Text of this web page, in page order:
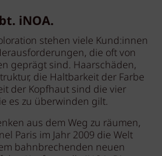
iNOA.
stehen viele Kund:innen
die oft von
geprägt sind. Haarschäden,
die Haltbarkeit der Farbe
der Kopfhaut sind die vier
es zu überwinden gilt.
aus dem Weg zu räumen,
Paris im Jahr 2009 die Welt
bahnbrechenden neuen